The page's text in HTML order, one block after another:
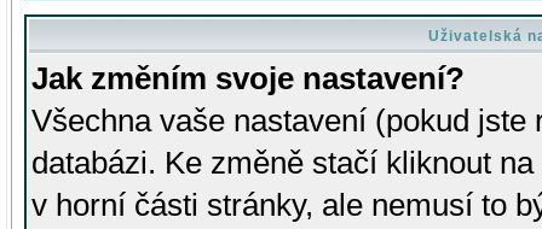
Uživatelská
Jak změním svoje nastavení?
Všechna vaše nastavení (pokud
databázi. Ke změně stačí kliknout
v horní části stránky, ale nemusí to